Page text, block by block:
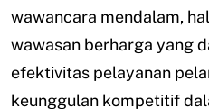
wawancara mendalam,
wawasan berharga yang
efektivitas pelayanan
keunggulan kompetitif